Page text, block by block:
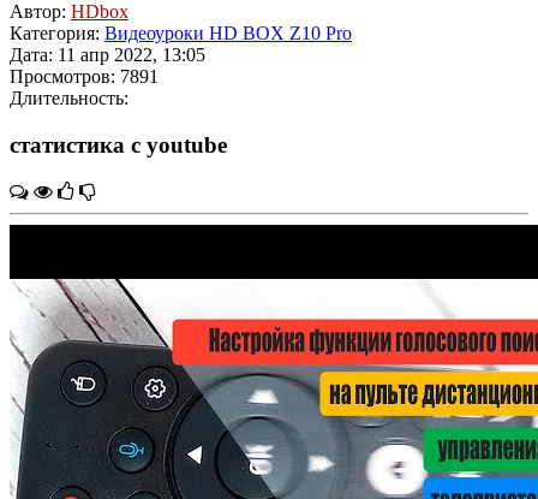
Автор: HDbox
Категория: Видеоуроки HD BOX Z10 Pro
Дата: 11 апр 2022, 13:05
Просмотров: 7891
Длительность:
статистика с youtube